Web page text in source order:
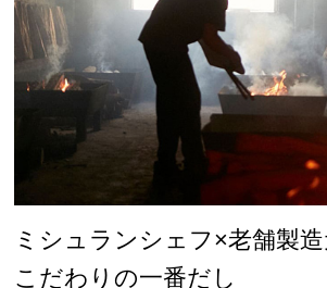
ミシュランシェフ×老舗製
こだわりの一番だし